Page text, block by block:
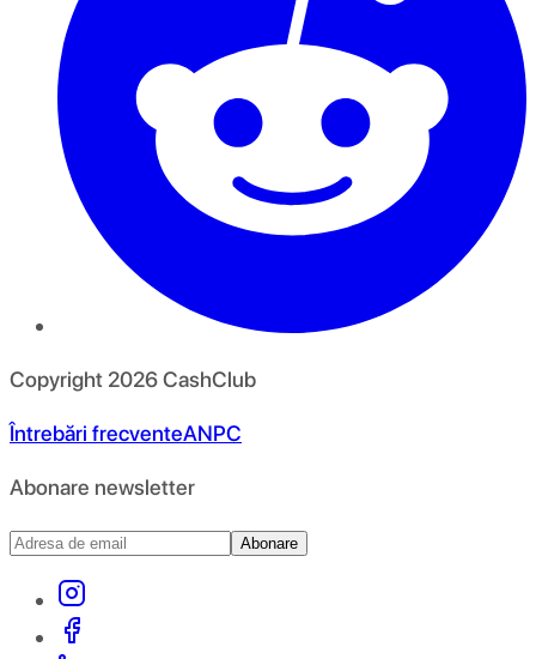
Copyright 2026CashClub
Întrebări frecventeANPC
Abonare newsletter
Abonare